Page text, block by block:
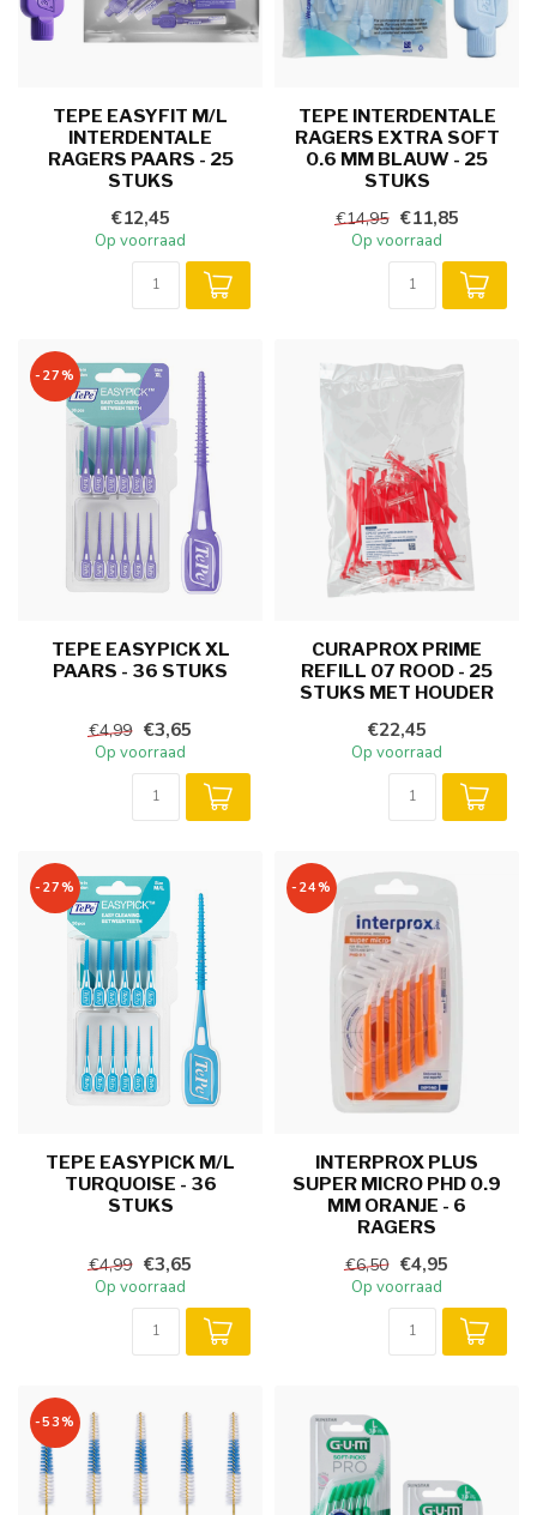
TEPE EASYFIT M/L
INTERDENTALE
RAGERS PAARS - 25
STUKS
€12,45
Op voorraad
TEPE INTERDENTALE
RAGERS EXTRA SOFT
0.6 MM BLAUW - 25
STUKS
€14,95 €11,85
Op voorraad
-27%
TEPE EASYPICK XL
PAARS - 36 STUKS
€4,99 €3,65
Op voorraad
CURAPROX PRIME
REFILL 07 ROOD - 25
STUKS MET HOUDER
€22,45
Op voorraad
-27%
TEPE EASYPICK M/L
TURQUOISE - 36
STUKS
€4,99 €3,65
Op voorraad
-24%
INTERPROX PLUS
SUPER MICRO PHD 0.9
MM ORANJE - 6
RAGERS
€6,50 €4,95
Op voorraad
-53%